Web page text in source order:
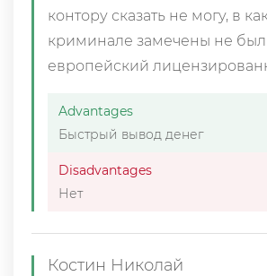
контору сказать не могу, в
криминале замечены не
европейский
Advantages
Быстрый вывод денег
Disadvantages
Нет
Костин Николай